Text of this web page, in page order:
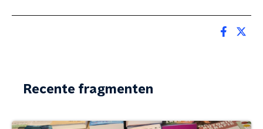
Recente fragmenten